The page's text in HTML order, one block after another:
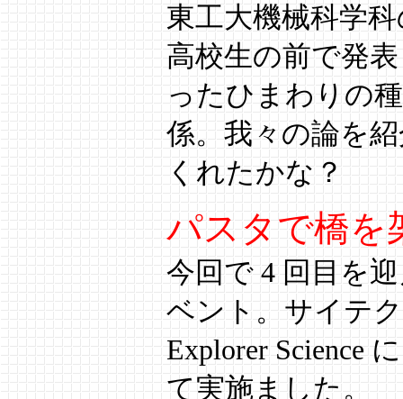
東工大機械科学
高校生の前で発
ったひまわりの
係。我々の論を
くれたかな？
パスタで橋を
今回で 4 回目を
ベント。サイテ
Explorer Science
て実施ました。